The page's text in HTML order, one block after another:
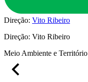
Direção: Vito Ribeiro
Direção: Vito Ribeiro
Meio Ambiente e Território